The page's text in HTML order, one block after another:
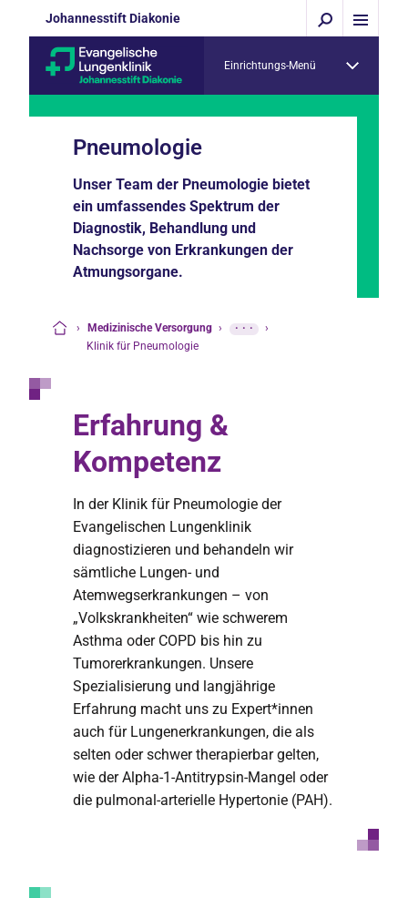
Johannesstift Diakonie
Einrichtungs-Menü
Pneumologie
Unser Team der Pneumologie bietet
ein umfassendes Spektrum der
Diagnostik, Behandlung und
Nachsorge von Erkrankungen der
Atmungsorgane.
› Medizinische Versorgung › ···
›
Klinik für Pneumologie
Erfahrung &
Kompetenz
In der Klinik für Pneumologie der
Evangelischen Lungenklinik
diagnostizieren und behandeln wir
sämtliche Lungen- und
Atemwegserkrankungen – von
„Volkskrankheiten“ wie schwerem
Asthma oder COPD bis hin zu
Tumorerkrankungen. Unsere
Spezialisierung und langjährige
Erfahrung macht uns zu Expert*innen
auch für Lungenerkrankungen, die als
selten oder schwer therapierbar gelten,
wie der Alpha-1-Antitrypsin-Mangel oder
die pulmonal-arterielle Hypertonie (PAH).